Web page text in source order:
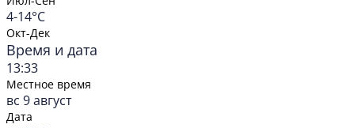
4-14°C
Окт-Дек
Время и дата
13:33
Местное время
вс 9 август
Дата